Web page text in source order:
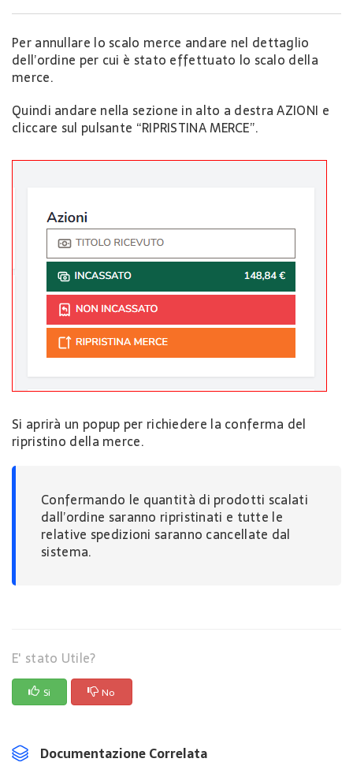
Per annullare lo scalo merce andare nel dettaglio
dell’ordine per cui è stato effettuato lo scalo della
merce.
Quindi andare nella sezione in alto a destra AZIONI e
cliccare sul pulsante “RIPRISTINA MERCE”.
Si aprirà un popup per richiedere la conferma del
ripristino della merce.
Confermando le quantità di prodotti scalati
dall’ordine saranno ripristinati e tutte le
relative spedizioni saranno cancellate dal
sistema.
E' stato Utile?
Si No
Documentazione Correlata